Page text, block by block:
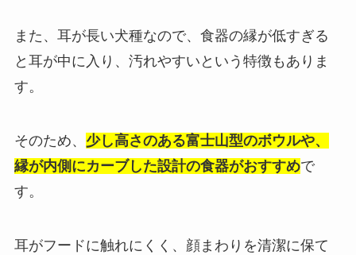
また、耳が長い犬種なので、食器の縁が低すぎる
と耳が中に入り、汚れやすいという特徴もありま
す。
そのため、 少し高さのある富士山型のボウルや、
縁が内側にカーブした設計の食器がおすすめで
す。
耳がフードに触れにくく、顔まわりを清潔に保て